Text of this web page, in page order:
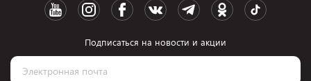
Подписаться на новости и акции